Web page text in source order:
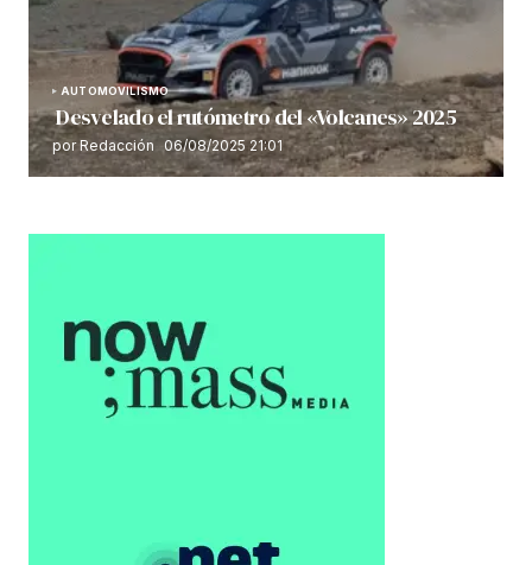
AUTOMOVILISMO
Desvelado el rutómetro del «Volcanes» 2025
por Redacción 06/08/2025 21:01